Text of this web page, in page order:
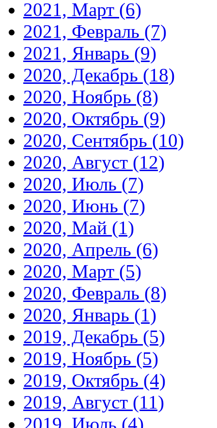
2021, Март (6)
2021, Февраль (7)
2021, Январь (9)
2020, Декабрь (18)
2020, Ноябрь (8)
2020, Октябрь (9)
2020, Сентябрь (10)
2020, Август (12)
2020, Июль (7)
2020, Июнь (7)
2020, Май (1)
2020, Апрель (6)
2020, Март (5)
2020, Февраль (8)
2020, Январь (1)
2019, Декабрь (5)
2019, Ноябрь (5)
2019, Октябрь (4)
2019, Август (11)
2019, Июль (4)